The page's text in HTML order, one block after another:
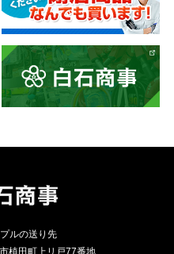
ルの送り先
植田町上リ戸77番地